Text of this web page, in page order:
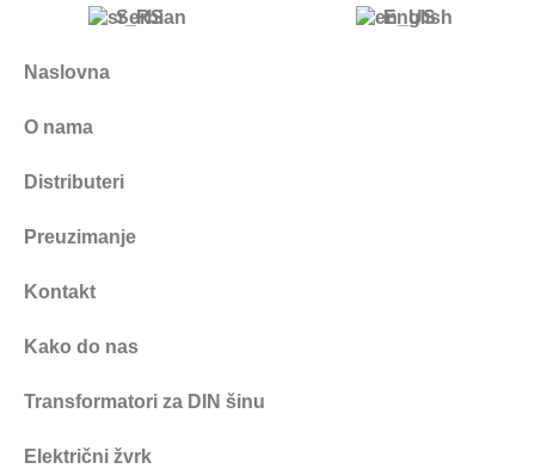
Serbian English
Naslovna
O nama
Distributeri
Preuzimanje
Kontakt
Kako do nas
Transformatori za DIN šinu
Električni žvrk